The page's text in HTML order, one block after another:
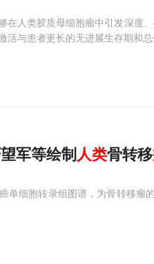
在人类胶质母细胞瘤中引发深度
活与患者更长的无进展生存期和总
军等绘制人类骨转移
单细胞转录组图谱，为骨转移瘤